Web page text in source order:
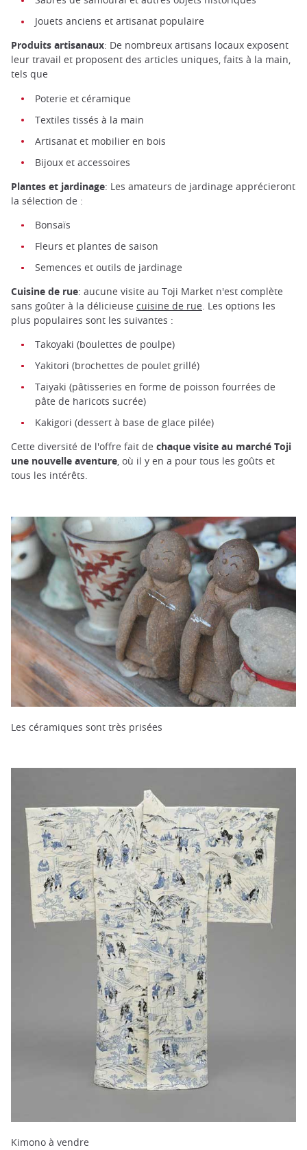
Jouets anciens et artisanat populaire
Produits artisanaux: De nombreux artisans locaux exposent
leur travail et proposent des articles uniques, faits à la main,
tels que
Poterie et céramique
Textiles tissés à la main
Artisanat et mobilier en bois
Bijoux et accessoires
Plantes et jardinage: Les amateurs de jardinage apprécieront
la sélection de :
Bonsaïs
Fleurs et plantes de saison
Semences et outils de jardinage
Cuisine de rue: aucune visite au Toji Market n'est complète
sans goûter à la délicieuse cuisine de rue. Les options les
plus populaires sont les suivantes :
Takoyaki (boulettes de poulpe)
Yakitori (brochettes de poulet grillé)
Taiyaki (pâtisseries en forme de poisson fourrées de
pâte de haricots sucrée)
Kakigori (dessert à base de glace pilée)
Cette diversité de l'offre fait de chaque visite au marché Toji
une nouvelle aventure, où il y en a pour tous les goûts et
tous les intérêts.
Les céramiques sont très prisées
Kimono à vendre